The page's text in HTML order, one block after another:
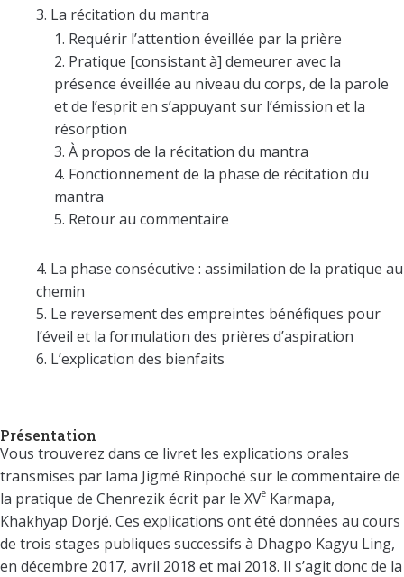
La récitation du mantra
Requérir l’attention éveillée par la prière
Pratique [consistant à] demeurer avec la
présence éveillée au niveau du corps, de la parole
et de l’esprit en s’appuyant sur l’émission et la
résorption
À propos de la récitation du mantra
Fonctionnement de la phase de récitation du
mantra
Retour au commentaire
La phase consécutive : assimilation de la pratique au
chemin
Le reversement des empreintes bénéfiques pour
l’éveil et la formulation des prières d’aspiration
L’explication des bienfaits
Présentation
Vous trouverez dans ce livret les explications orales
transmises par lama Jigmé Rinpoché sur le commentaire de
la pratique de Chenrezik écrit par le XVe Karmapa,
Khakhyap Dorjé. Ces explications ont été données au cours
de trois stages publiques successifs à Dhagpo Kagyu Ling,
en décembre 2017, avril 2018 et mai 2018. Il s’agit donc de la